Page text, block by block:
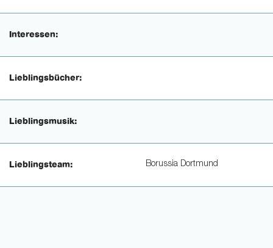
Interessen:
Lieblingsbücher:
Lieblingsmusik:
Lieblingsteam: Borussia Dortmund